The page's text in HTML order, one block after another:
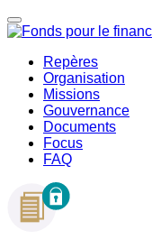
Repères
Organisation
Missions
Gouvernance
Documents
Focus
FAQ